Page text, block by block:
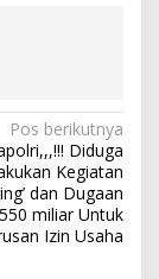
Pos berikutnya
Diduga
Kegiatan
dan Dugaan
miliar Untuk
Izin Usaha